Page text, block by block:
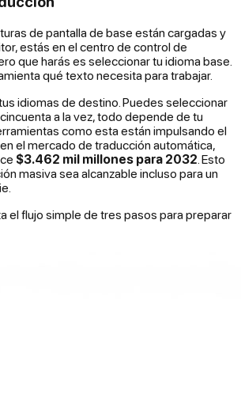
de pantalla de base están cargadas y
estás en el centro de control de
que harás es seleccionar tu idioma base.
qué texto necesita para trabajar.
idiomas de destino. Puedes seleccionar
a la vez, todo depende de tu
como esta están impulsando el
el mercado de traducción automática,
$3.462 mil millones para 2032 . Esto
masiva sea alcanzable incluso para un
el flujo simple de tres pasos para preparar